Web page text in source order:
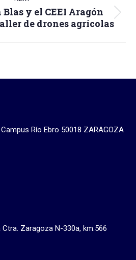
Next
post:
Blas y el CEEI Aragón
de drones agrícolas
Río Ebro 50018 ZARAGOZA
Ctra. Zaragoza N-330a, km.566